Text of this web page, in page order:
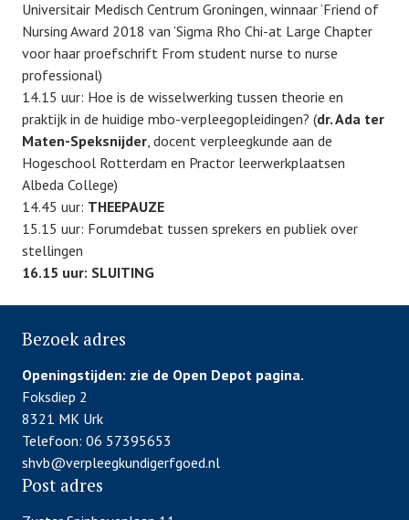
Universitair Medisch Centrum Groningen, winnaar ‘Friend of
Nursing Award 2018 van ’Sigma Rho Chi-at Large Chapter
voor haar proefschrift From student nurse to nurse
professional)
14.15 uur: Hoe is de wisselwerking tussen theorie en
praktijk in de huidige mbo-verpleegopleidingen? (dr. Ada ter
Maten-Speksnijder, docent verpleegkunde aan de
Hogeschool Rotterdam en Practor leerwerkplaatsen
Albeda College)
14.45 uur: THEEPAUZE
15.15 uur: Forumdebat tussen sprekers en publiek over
stellingen
16.15 uur: SLUITING
o
t
e
d
n
G
e
Bezoek adres
Openingstijden: zie de Open Depot pagina.
Foksdiep 2
8321 MK Urk
Telefoon: 06 57395653
shvb@verpleegkundigerfgoed.nl
Post adres